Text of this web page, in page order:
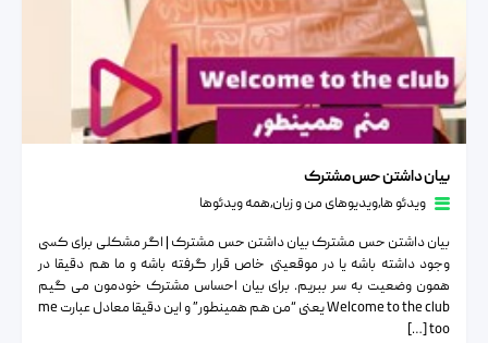
بیان داشتن حس مشترک
ویدئو ها٫ویدیوهای من و زبان٫همه ویدئوها
بیان داشتن حس مشترک بیان داشتن حس مشترک | اگر مشکلی برای کسی
وجود داشته باشه یا در موقعیتی خاص قرار گرفته باشه و ما هم دقیقا در
همون وضعیت به سر ببریم. برای بیان احساس مشترک خودمون می گیم
Welcome to the club یعنی “من هم همینطور” و این دقیقا معادل عبارت me
too […]